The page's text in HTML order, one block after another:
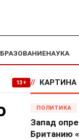
НАУКА
13+ // КАРТИНА
ПОЛИТИКА
Запад
Британию